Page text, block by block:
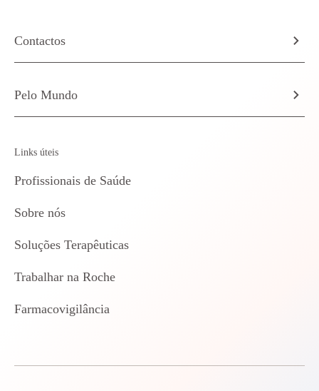
Contactos
Pelo Mundo
Links úteis
Profissionais de Saúde
Sobre nós
Soluções Terapêuticas
Trabalhar na Roche
Farmacovigilância